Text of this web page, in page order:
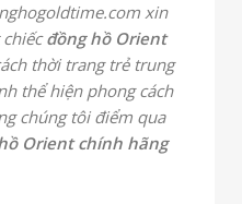
xin
đồng hồ Orient
thời trang trẻ trung
thể hiện phong cách
chúng tôi điểm qua
Orient chính hãng